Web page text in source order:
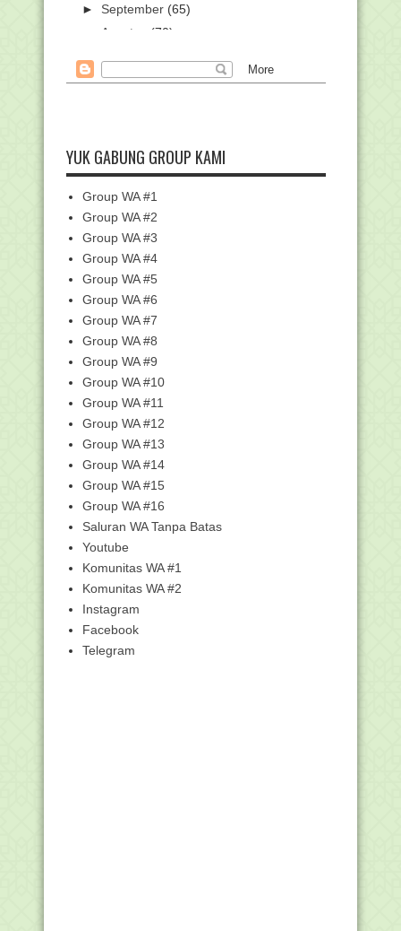
► September (65)
Agustus
(70)
►Juni(3)
Mudik Saat Pandemik, Menag: Lebih
Banyak Mudaratnya
Ramadhan serta Pe...
SE Bupati HSU Himbau Warga Tidak
Shalat Jum'at dan...
Pangkas Dana BOS dan Tunjangan
Profesi Guru, Ini P...
Mesjidil Haram dan Mesjid Nabawi
Ditutup selama Bu...
Juknis Penulisan Blangko Ijazah
Surat Edaran Kanwil Kemenag Kalsel
tentang Akun Ad...
Penetapan Jam ...
Jika Haji 2020 Batal, Bagaimana
dengan Setoran Lun...
Darurat Covid-19, Wamenag Imbau
Umat Muslim Tidak ...
Kemenag Gelar Akademi Madrasah
Digital 2020
Kemenag Undang Vloger Madrasah
Ikuti Lomba Kampany...
TFH, Tunjangan Guru Madrasah Non
PNS Tetap Dibayarkan
Kemenag: Ibadah Ramadan di Rumah,
Pilihan yang Har...
YUK GABUNG GROUP KAMI
Group WA #1
Group WA #2
Group WA #3
Group WA #4
Group WA #5
Group WA #6
Group WA #7
Group WA #8
Group WA #9
Group WA #10
Group WA #11
Group WA #12
Group WA #13
Group WA #14
Group WA #15
Group WA #16
Saluran WA Tanpa Batas
Youtube
Komunitas WA #1
Komunitas WA #2
Instagram
Facebook
Telegram